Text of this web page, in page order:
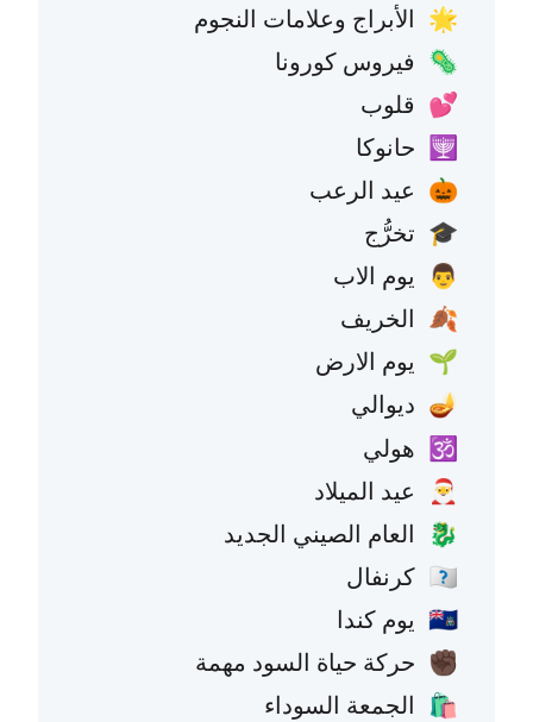
🌟 الأبراج وعلامات النجوم
🦠 فيروس كورونا
💕 قلوب
🕎 حانوكا
🎃 عيد الرعب
🎓 تخرُّج
👨 يوم الاب
🍂 الخريف
🌱 يوم الارض
🪔 ديوالي
🕉️ هولي
🎅 عيد الميلاد
🐉 العام الصيني الجديد
🇧🇷 كرنفال
🇨🇦 يوم كندا
✊🏿 حركة حياة السود مهمة
🛍️ الجمعة السوداء